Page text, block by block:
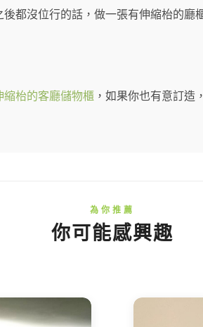
都沒位行的話，做一張有伸縮枱的
縮枱的客廳儲物櫃 ，如果你也有意訂造
你可能感興趣